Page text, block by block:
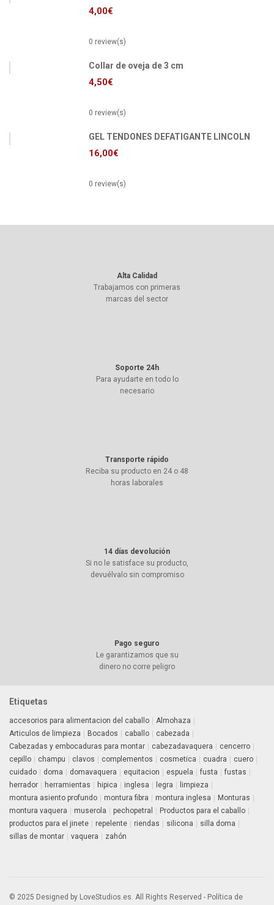
4,00€
0 review(s)
Collar de oveja de 3 cm
4,50€
0 review(s)
GEL TENDONES DEFATIGANTE LINCOLN
16,00€
0 review(s)
Alta Calidad
Trabajamos con primeras
marcas del sector
Soporte 24h
Para ayudarte en todo lo
necesario
Transporte rápido
Reciba su producto en 24 o 48
horas laborales
14 días devolución
Si no le satisface su producto,
devuélvalo sin compromiso
Pago seguro
Le garantizamos que su
dinero no corre peligro
Etiquetas
accesorios para alimentacion del caballo
Almohaza
Articulos de limpieza
Bocados caballo
cabezada
Cabezadas y embocaduras para montar
cabezadavaquera
cencerro
cepillo
champu clavos complementos cosmetica cuadra
cuero
cuidado
doma domavaquera equitacion espuela fusta
fustas
herrador
herramientas hipica inglesa legra
limpieza
montura asiento profundo
montura fibra montura inglesa
Monturas
montura vaquera
muserola pechopetral
Productos para el caballo
productos para el jinete
repelente riendas silicona
silla doma
sillas de montar
vaquera zahón
© 2025 Designed by LoveStudios.es. All Rights Reserved - Política de